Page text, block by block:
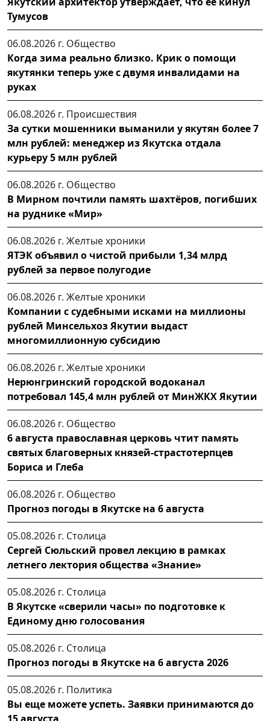
Тумусов
06.08.2026 г. Общество
Когда зима реально близко. Крик о помощи
якутянки теперь уже с двумя инвалидами на
руках
06.08.2026 г. Происшествия
За сутки мошенники выманили у якутян более 7
млн рублей: менеджер из Якутска отдала
курьеру 5 млн рублей
06.08.2026 г. Общество
В Мирном почтили память шахтёров, погибших
на руднике «Мир»
06.08.2026 г. Желтые хроники
ЯТЭК объявил о чистой прибыли 1,34 млрд
рублей за первое полугодие
06.08.2026 г. Желтые хроники
Компании с судебными исками на миллионы
рублей Минсельхоз Якутии выдаст
многомиллионную субсидию
06.08.2026 г. Желтые хроники
Нерюнгринский городской водоканал
потребовал 145,4 млн рублей от МинЖКХ Якутии
06.08.2026 г. Общество
6 августа православная церковь чтит память
святых благоверных князей-страстотерпцев
Бориса и Глеба
06.08.2026 г. Общество
Прогноз погоды в Якутске на 6 августа
05.08.2026 г. Столица
Сергей Сюльский провел лекцию в рамках
летнего лектория общества «Знание»
05.08.2026 г. Столица
В Якутске «сверили часы» по подготовке к
Единому дню голосования
05.08.2026 г. Столица
Прогноз погоды в Якутске на 6 августа 2026
05.08.2026 г. Политика
Вы еще можете успеть. Заявки принимаются до
15 августа